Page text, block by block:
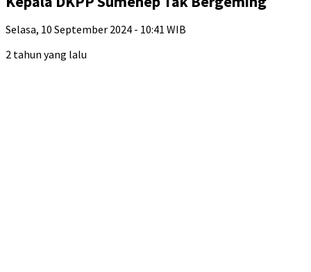
Selasa, 10 September 2024 - 10:41 WIB
2 tahun yang lalu